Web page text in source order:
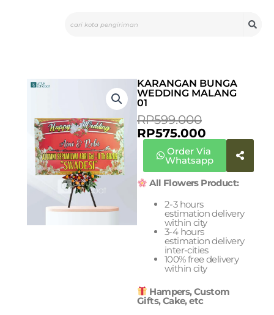
KARANGAN BUNGA
WEDDING MALANG
01
RP599.000
WAS:
RP599.000.
RP575.000
IS:
RP575.000.
Order Via
Whatsapp
All Flowers Product:
2-3 hours
estimation delivery
within city
3-4 hours
estimation delivery
inter-cities
100% free delivery
within city
Hampers, Custom
Gifts, Cake, etc